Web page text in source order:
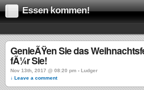
Essen kommen!
GenieÃŸen Sie das
fÃ¼r Sie!
Nov 13th, 2017 @ 08:20 pm › Ludger
↓ Leave a comment